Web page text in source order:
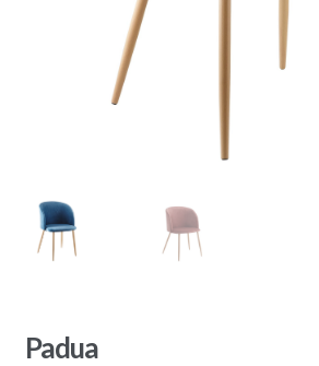
Padua